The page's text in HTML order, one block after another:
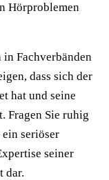
Hörproblemen
Fachverbänden
dass sich der
hat und seine
Fragen Sie ruhig
seriöser
seiner
dar.